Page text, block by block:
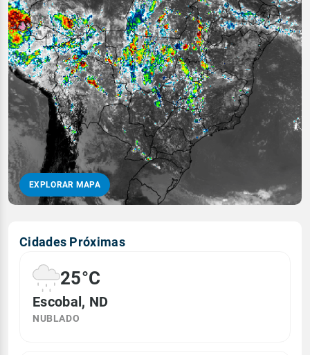
EXPLORAR MAPA
Cidades Próximas
25°C
Escobal, ND
NUBLADO